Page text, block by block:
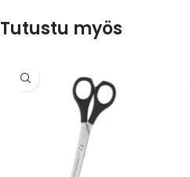
Tutustu myös